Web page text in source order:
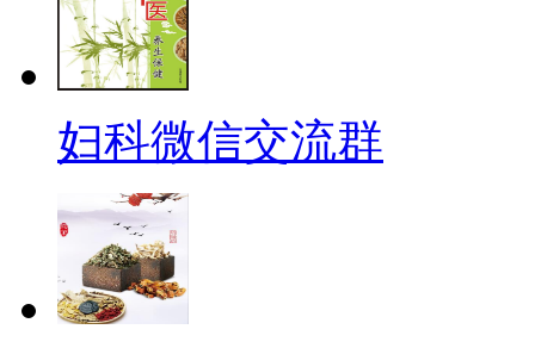
妇科微信交流群